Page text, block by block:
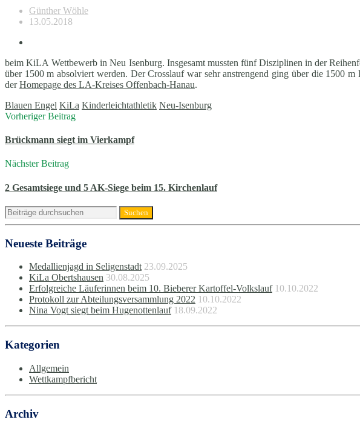
Günther Wöhle
13.05.2018
beim KiLA Wettbewerb in Neu Isenburg. Insgesamt mussten fünf Disziplinen in der
über 1500 m absolviert werden. Der Crosslauf war sehr anstrengend ging über die 1500
derHomepage des LA-Kreises Offenbach-Hanau.
Blauen Engel KiLa Kinderleichtathletik Neu-Isenburg
Vorheriger Beitrag
Brückmann siegt im Vierkampf
Nächster Beitrag
2 Gesamtsiege und 5 AK-Siege beim 15. Kirchenlauf
Neueste Beiträge
Medallienjagd in Seligenstadt 23.09.2025
KiLa Obertshausen 30.08.2025
Erfolgreiche Läuferinnen beim 10. Bieberer Kartoffel-Volkslauf 10.10.2022
Protokoll zur Abteilungsversammlung 2022 10.10.2022
Nina Vogt siegt beim Hugenottenlauf 18.09.2022
Kategorien
Allgemein
Wettkampfbericht
Archiv